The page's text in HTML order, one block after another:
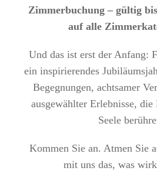
Zimmerbuchung – gültig
auf alle
Und das ist erst der Anfang:
ein inspirierendes
Begegnungen, achtsamer
ausgewählter Erlebnisse,
Seele
Kommen Sie an. Atmen Sie
mit uns das, was